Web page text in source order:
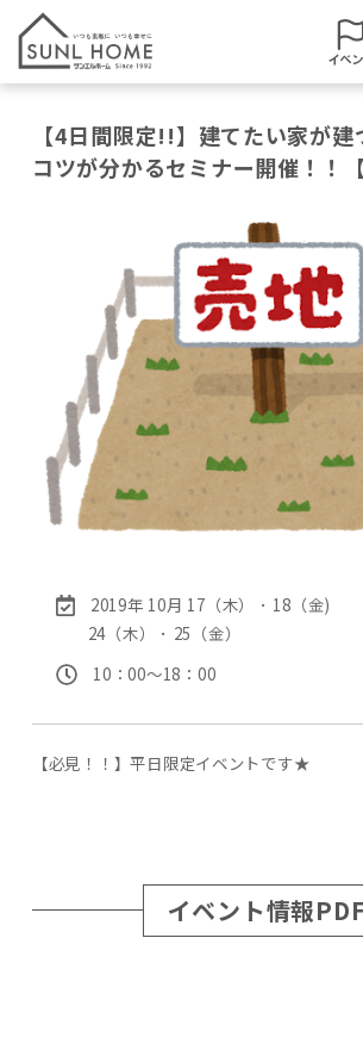
【4日間限定!!】建てたい家が建
コツが分かるセミナー開催！！【
2019年 10月 17（木） ･ 18（
24（木） ･ 25（金）
10：00〜18：00
【必見！！】平日限定イベントです★
イベント情報PDF